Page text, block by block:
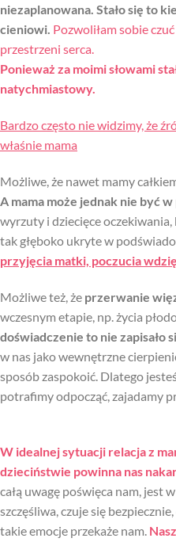
niezaplanowana. Stało się to
cieniowi. Pozwoliłam sobie
przestrzeni serca.
Ponieważ za moimi słowami
natychmiastowy.
Bardzo często nie widzimy, że
właśnie mama
Możliwe, że nawet mamy
A mama może jednak nie być
wyrzuty i dziecięce oczekiwania,
tak głęboko ukryte w
przyjęcia matki, poczucia
Możliwe też, że przerwanie
wczesnym etapie, np. życia
doświadczenie to nie zapisało
w nas jako wewnętrzne
sposób zaspokoić. Dlatego
potrafimy odpocząć, zajadamy
W idealnej sytuacji relacja z
dzieciństwie powinna nas
całą uwagę poświęca nam, jest
szczęśliwa, czuje się
takie emocje przekaże nam.